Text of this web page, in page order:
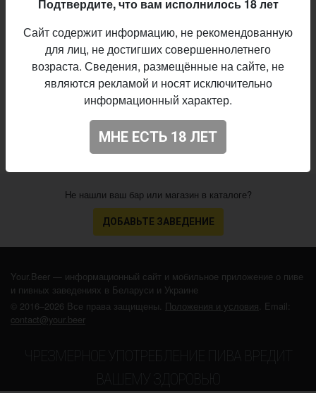
Стиль:
Stout - Imperial / Double Pastry
Алкоголь:
6,8%
выпуска:
28.04.2021
4.208
Не нашли ваш бар или магазин в каталоге?
ДОБАВЬТЕ ЗАВЕДЕНИЕ
Your.Beer — информационный сайт и мобильное приложение о пиве
и пивных заведениях в Беларуси и Украине
© 2016–2026 Все права защищены. Положения и условия. Email:
contact@your.beer
ЧРЕЗМЕРНОЕ УПОТРЕБЛЕНИЕ ПИВА ВРЕДИТ
ВАШЕМУ ЗДОРОВЬЮ
Подтвердите, что вам исполнилось 18 лет
Сайт содержит информацию, не рекомендованную
для лиц, не достигших совершеннолетнего
возраста. Сведения, размещённые на сайте, не
являются рекламой и носят исключительно
информационный характер.
МНЕ ЕСТЬ 18 ЛЕТ